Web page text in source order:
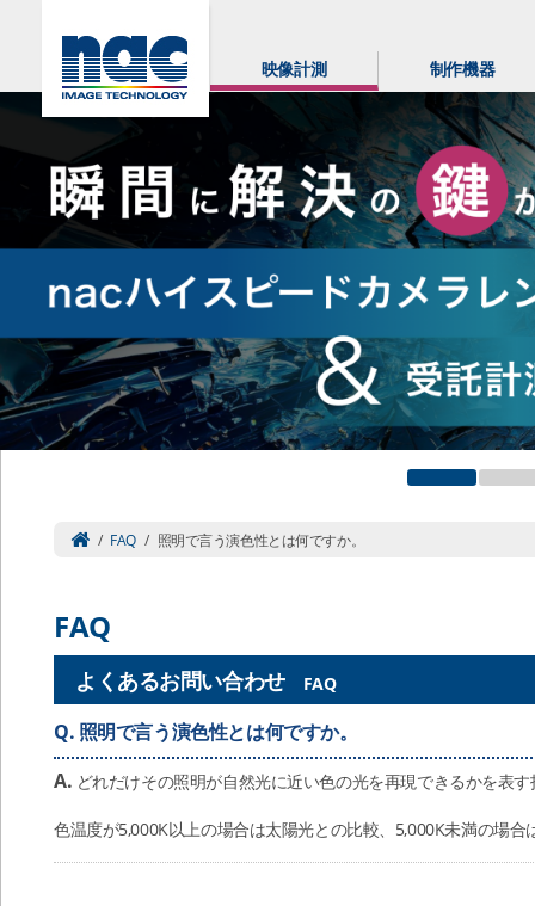
映像計測 制作機器
/ FAQ / 照明で言う演色性とは何ですか。
FAQ
よくあるお問い合わせ FAQ
Q. 照明で言う演色性とは何ですか。
A. どれだけその照明が自然光に近い色の光を再現できるかを表
色温度が5,000K以上の場合は太陽光との比較、5,000K未満の場